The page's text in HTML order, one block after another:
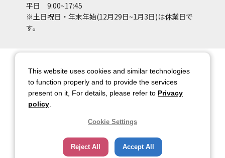
平日 9:00~17:45
※土日祝日・年末年始(12月29日~1月3日)は休業日で
す。
アカウントポリシー
個人情報保護方針
著作権について
お問い合わせ
都庁総合ページへのリンク
トップページ
This website uses cookies and similar technologies
to function properly and to provide the services
present on it, For details, please refer to Privacy
policy
Cookie Settings
Reject All Accept All